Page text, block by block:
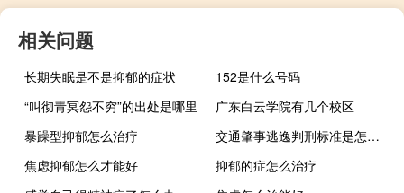
相关问题
长期失眠是不是抑郁的症状
152是什么号码
“叫彻青冥怨不穷”的出处是哪里
广东白云学院有几个校区
暴躁型抑郁怎么治疗
交通肇事逃逸判刑标准是怎么样的
焦虑抑郁怎么才能好
抑郁的症怎么治疗